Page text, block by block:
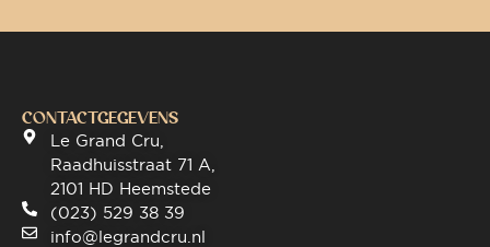
CONTACTGEGEVENS
Le Grand Cru,
Raadhuisstraat 71 A,
2101 HD Heemstede
(023) 529 38 39
info@legrandcru.nl